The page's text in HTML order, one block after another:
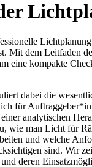
Mit dem Leitfaden
eine kompakte
dabei die
für
analytischen
wie man Licht für
und welche
sind. Wir
deren